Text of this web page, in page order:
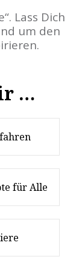
Lass Dich
um den
…
für Alle